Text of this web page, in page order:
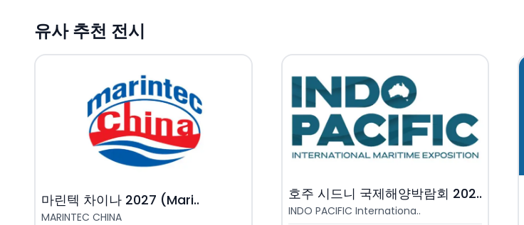
유사 추천 전시
마린텍 차이나 2027 (Mari..
MARINTEC CHINA
호주 시드니 국제해양박람회 202..
INDO PACIFIC Internationa..